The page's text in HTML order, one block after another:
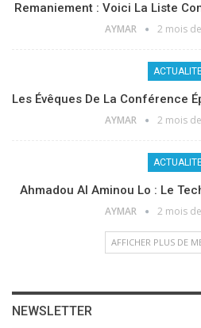
Remaniement : Voici La Liste
AYMAR 2 mois
Les Évêques De La Conférence
AYMAR 2 mois
Ahmadou Al Aminou Lo : Le
AYMAR 2 mois
AFFICHER PLUS DE
NEWSLETTER